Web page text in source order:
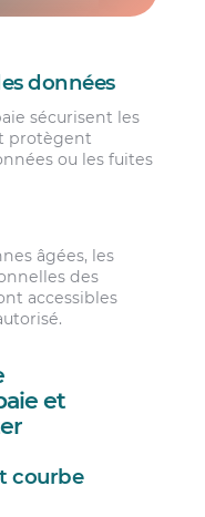
données
sécurisent les
protègent
ou les fuites
âgées, les
des
accessibles
et
courbe